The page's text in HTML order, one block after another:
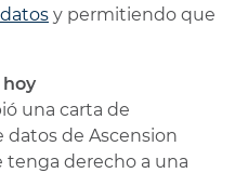
y permitiendo que
una carta de
de Ascension
tenga derecho a una